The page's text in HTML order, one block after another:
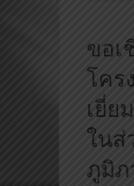
ขอเ
โคร
เยี่ย
ในส่
ภูมิภ